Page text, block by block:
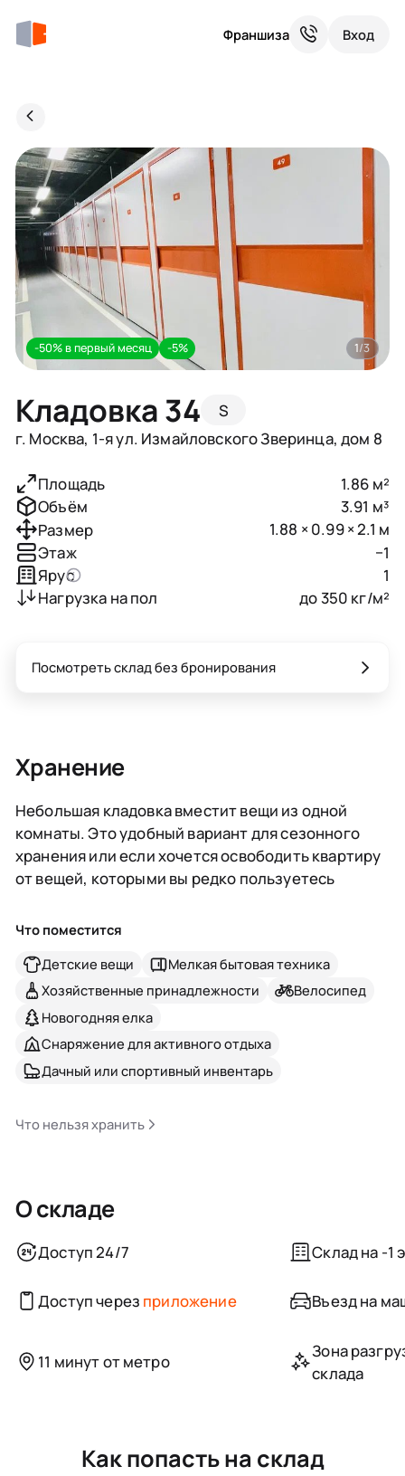
Франшиза Вход
Кладовка 34
S
г. Москва, 1-я ул. Измайловского Зверинца, дом 8
-50% в первый месяц -5% 1/3
Площадь
1.86 м²
Объём
3.91 м³
Размер
1.88 × 0.99 × 2.1 м
Этаж
−1
Ярус
1
Нагрузка на пол
до 350 кг/м²
Хранение
Небольшая кладовка вместит вещи из одной
комнаты. Это удобный вариант для сезонного
хранения или если хочется освободить квартиру
от вещей, которыми вы редко пользуетесь
Что поместится
Детские вещи
Мелкая бытовая техника
Хозяйственные принадлежности
Велосипед
Новогодняя елка
Снаряжение для активного отдыха
Дачный или спортивный инвентарь
Что нельзя хранить
О складе
Доступ 24/7 Склад на -1
Доступ через приложение Въезд на
11 минут от метро
Зона
склада
Посмотреть склад без бронирования
Как попасть на склад